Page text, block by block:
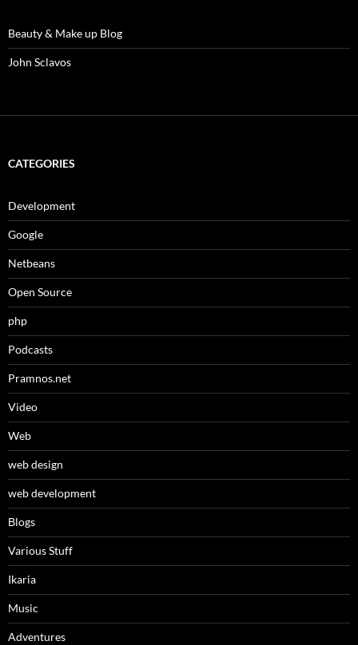
Beauty & Make up Blog
John Sclavos
CATEGORIES
Development
Google
Netbeans
Open Source
php
Podcasts
Pramnos.net
Video
Web
web design
web development
Βlogs
Various Stuff
Ikaria
Music
Adventures